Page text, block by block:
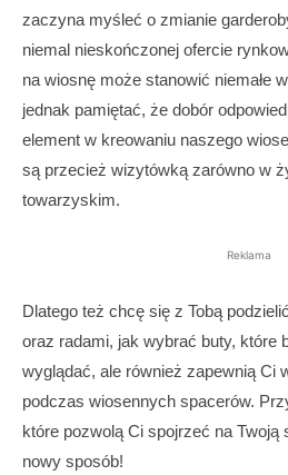
zaczyna myśleć o zmianie
niemal nieskończonej ofercie
na wiosnę może stanowić niemałe
jednak pamiętać, że dobór
element w kreowaniu naszego
są przecież wizytówką zarówno w
towarzyskim.
Reklama
Dlatego też chcę się z Tobą
oraz radami, jak wybrać buty, które
wyglądać, ale również zapewnią Ci
podczas wiosennych spacerów.
które pozwolą Ci spojrzeć na Twoją
nowy sposób!